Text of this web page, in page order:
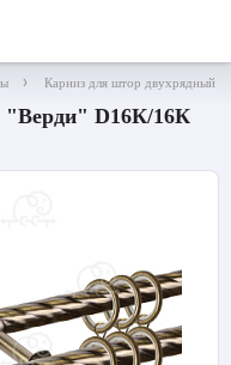
Карниз для штор двухрядный
"Верди" D16К/16К